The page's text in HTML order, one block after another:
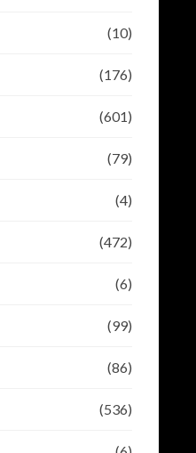
(10)
(176)
(601)
(79)
(4)
(472)
(6)
(99)
(86)
(536)